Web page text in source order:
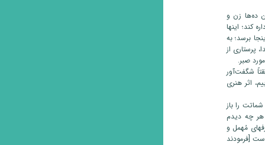
ده‌ها زن و
کند؛ اینها
برسد؛ به
پرستاری از
صبر.
شگفت‌آور
اثر هنری
را باز
هر چه دیدم
مُهمل و
[فرمودند